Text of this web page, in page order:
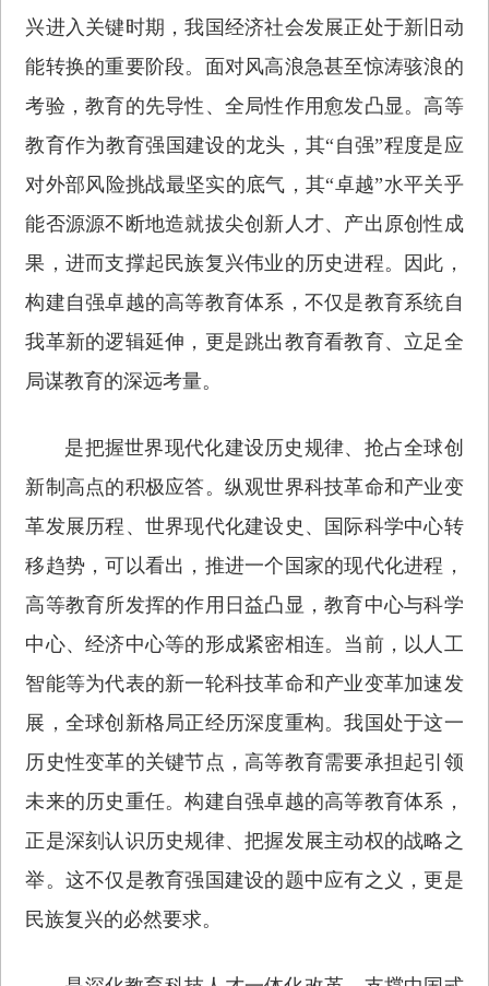
兴进入关键时期，我国经济社会发展正处于新旧动
能转换的重要阶段。面对风高浪急甚至惊涛骇浪的
考验，教育的先导性、全局性作用愈发凸显。高等
教育作为教育强国建设的龙头，其“自强”程度是应
对外部风险挑战最坚实的底气，其“卓越”水平关乎
能否源源不断地造就拔尖创新人才、产出原创性成
果，进而支撑起民族复兴伟业的历史进程。因此，
构建自强卓越的高等教育体系，不仅是教育系统自
我革新的逻辑延伸，更是跳出教育看教育、立足全
局谋教育的深远考量。
是把握世界现代化建设历史规律、抢占全球创
新制高点的积极应答。纵观世界科技革命和产业变
革发展历程、世界现代化建设史、国际科学中心转
移趋势，可以看出，推进一个国家的现代化进程，
高等教育所发挥的作用日益凸显，教育中心与科学
中心、经济中心等的形成紧密相连。当前，以人工
智能等为代表的新一轮科技革命和产业变革加速发
展，全球创新格局正经历深度重构。我国处于这一
历史性变革的关键节点，高等教育需要承担起引领
未来的历史重任。构建自强卓越的高等教育体系，
正是深刻认识历史规律、把握发展主动权的战略之
举。这不仅是教育强国建设的题中应有之义，更是
民族复兴的必然要求。